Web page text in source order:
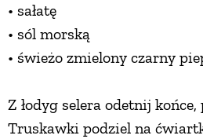
• sałatę
• sól morską
• świeżo zmielony czarny
Z łodyg selera odetnij
Truskawki podziel na